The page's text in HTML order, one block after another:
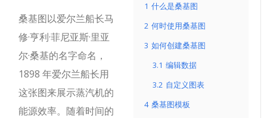
1 什么是桑基图
2 何时使用桑基图
3 如何创建桑基图
3.1 编辑数据
3.2 自定义图表
4 桑基图模板
桑基图以爱尔兰船长马
修·亨利·菲尼亚斯·里亚
尔·桑基的名字命名，
1898 年爱尔兰船长用
这张图来展示蒸汽机的
能源效率。随着时间的